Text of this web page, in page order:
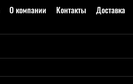
О компании Контакты Доставка